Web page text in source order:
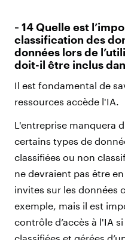
‑ 14 Quelle est
classification des
données lors de
doit-il être inclus
Il est fondamental de
ressources accède l'IA.
L'entreprise manquera
certains types de
classifiées ou non
ne devraient pas être
invites sur les données
exemple, mais il est
contrôle d’accès à l'IA
classifiées et gérées